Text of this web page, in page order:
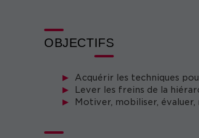
OBJECTIFS
Acquérir les techniques
Lever les freins de la
Motiver, mobiliser,